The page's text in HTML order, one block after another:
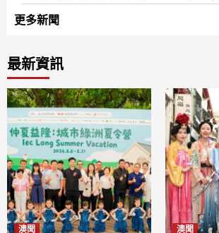
更多新聞
最新資訊
澳聞 澳聞